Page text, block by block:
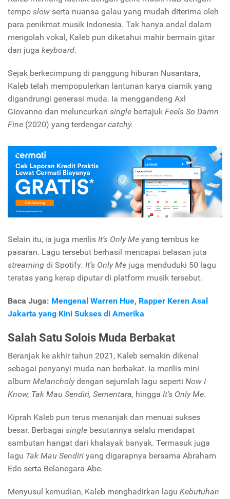
tempo slow serta nuansa galau yang mudah diterima oleh
para penikmat musik Indonesia. Tak hanya andal dalam
mengolah vokal, Kaleb pun diketahui mahir bermain gitar
dan juga keyboard.
Sejak berkecimpung di panggung hiburan Nusantara,
Kaleb telah mempopulerkan lantunan karya ciamik yang
digandrungi generasi muda. Ia menggandeng Axl
Giovanno dan meluncurkan single bertajuk Feels So Damn
Fine (2020) yang terdengarcatchy.
Selain itu, ia juga merilis It’s Only Me yang tembus ke
pasaran. Lagu tersebut berhasil mencapai belasan juta
streaming di Spotify. It’s Only Me juga menduduki 50 lagu
teratas yang kerap diputar di platform musik tersebut.
Baca Juga: Mengenal Warren Hue, Rapper Keren Asal
Jakarta yang Kini Sukses di Amerika
Salah Satu Solois Muda Berbakat
Beranjak ke akhir tahun 2021, Kaleb semakin dikenal
sebagai penyanyi muda nan berbakat. Ia merilis mini
album Melancholydengan sejumlah lagu seperti Now I
Know, Tak Mau Sendiri, Sementara, hingga It’s Only Me.
Kiprah Kaleb pun terus menanjak dan menuai sukses
besar. Berbagai single besutannya selalu mendapat
sambutan hangat dari khalayak banyak. Termasuk juga
lagu Tak Mau Sendiri yang digarapnya bersama Abraham
Edo serta Belanegara Abe.
Menyusul kemudian, Kaleb menghadirkan lagu Kebutuhan